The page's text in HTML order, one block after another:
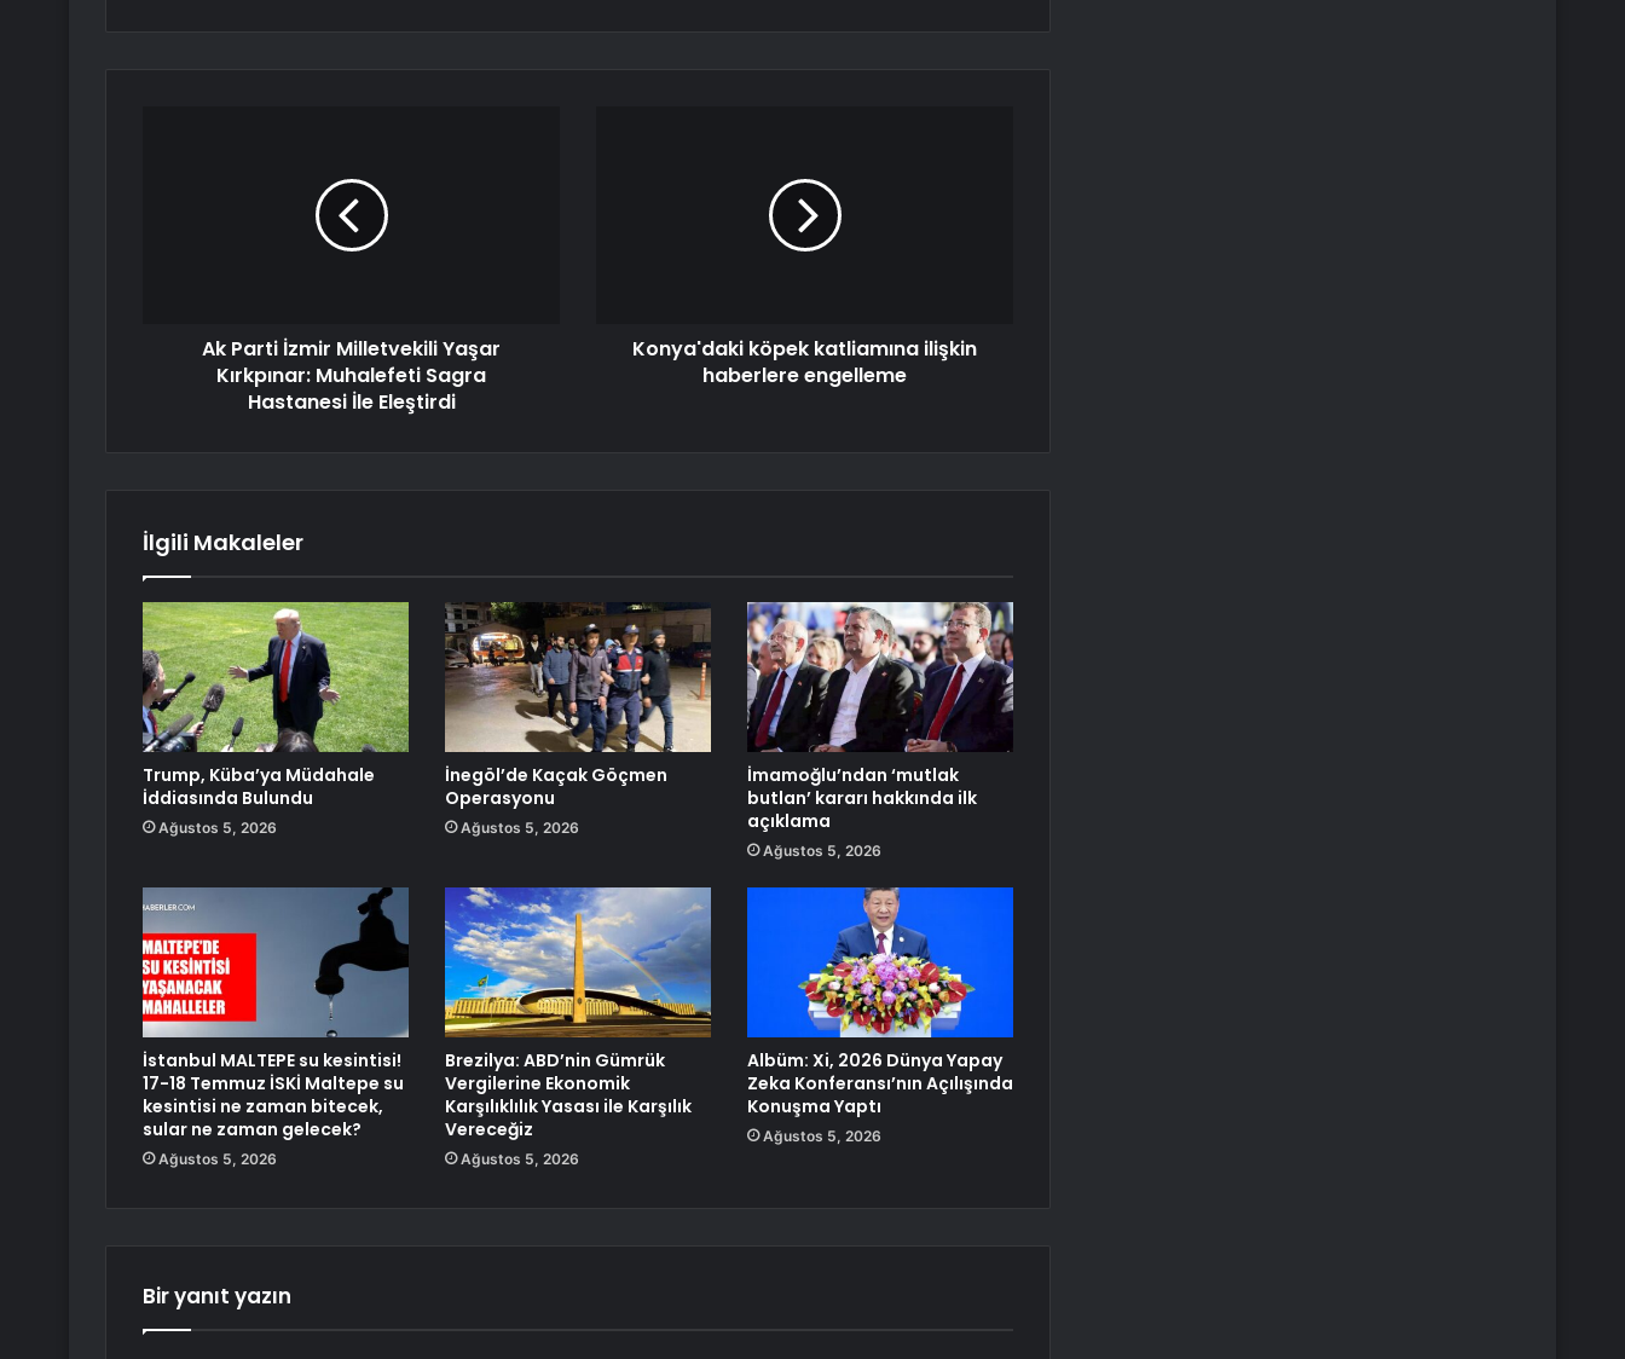
Ak Parti İzmir Milletvekili Yaşar
Kırkpınar: Muhalefeti Sagra
Hastanesi İle Eleştirdi
Konya'daki köpek katliamına ilişkin
haberlere engelleme
İlgili Makaleler
Trump, Küba’ya Müdahale
İddiasında Bulundu
Ağustos 5, 2026
İnegöl’de Kaçak Göçmen
Operasyonu
Ağustos 5, 2026
İmamoğlu’ndan ‘mutlak
butlan’ kararı hakkında ilk
açıklama
Ağustos 5, 2026
İstanbul MALTEPE su kesintisi!
17-18 Temmuz İSKİ Maltepe su
kesintisi ne zaman bitecek,
sular ne zaman gelecek?
Ağustos 5, 2026
Brezilya: ABD’nin Gümrük
Vergilerine Ekonomik
Karşılıklılık Yasası ile Karşılık
Vereceğiz
Ağustos 5, 2026
Albüm: Xi, 2026 Dünya Yapay
Zeka Konferansı’nın Açılışında
Konuşma Yaptı
Ağustos 5, 2026
Bir yanıt yazın